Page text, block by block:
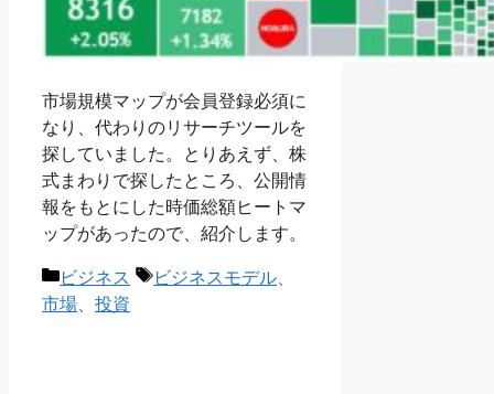
市場規模マップが会員登録必須に
なり、代わりのリサーチツールを
探していました。とりあえず、株
式まわりで探したところ、公開情
報をもとにした時価総額ヒートマ
ップがあったので、紹介します。
カ
テ
ビジネス
タ
ビジネスモデル、
市場、 投資